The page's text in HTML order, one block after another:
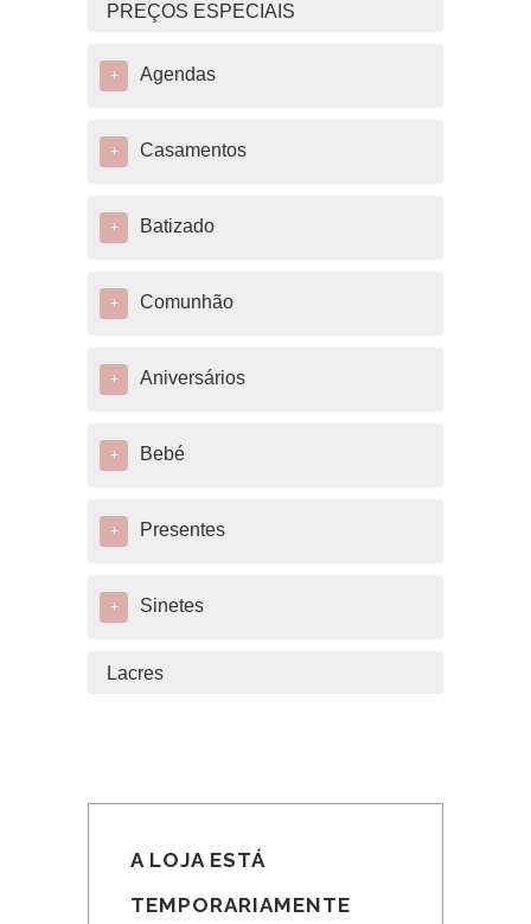
PREÇOS ESPECIAIS
+ Agendas
+ Casamentos
+ Batizado
+ Comunhão
+ Aniversários
+ Bebé
+ Presentes
+ Sinetes
Lacres
A LOJA ESTÁ
TEMPORARIAMENTE